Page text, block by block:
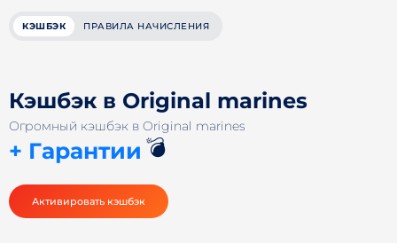
КЭШБЭК ПРАВИЛА НАЧИСЛЕНИЯ
Кэшбэк в Original marines
Огромный кэшбэк в Original marines
+ Гарантии 💣
Активировать кэшбэк